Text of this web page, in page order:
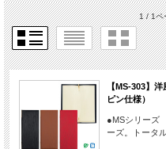
1 / 1ペ
【MS-303】
ピン仕様）
●MSシリーズ
ーズ。トータ